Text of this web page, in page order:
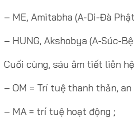
– ME, Amitabha (A-Di-Đà
– HUNG, Akshobya (A-Súc-
Cuối cùng, sáu âm tiết liên
– OM = Trí tuệ thanh thản, an
– MA = trí tuệ hoạt động ;